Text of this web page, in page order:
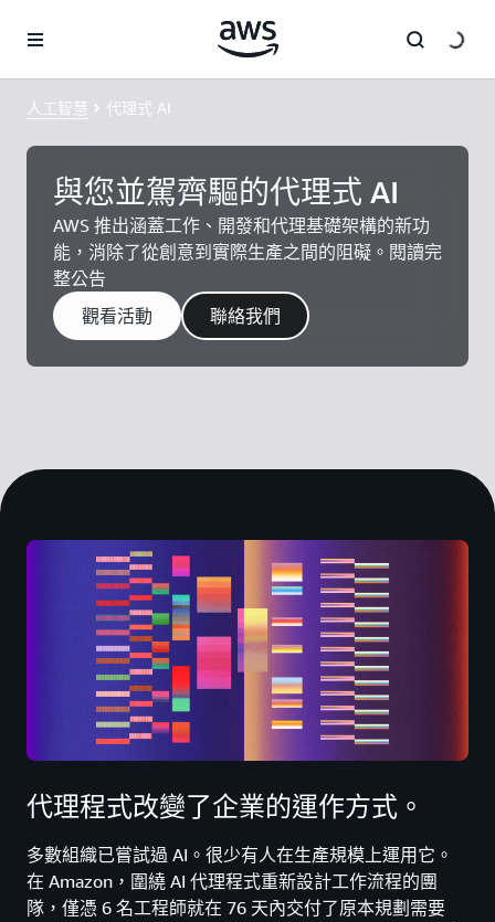
人工智慧 代理式 AI
與您並駕齊驅的代理式 AI
AWS 推出涵蓋工作、開發和代理基礎架構的新功
能，消除了從創意到實際生產之間的阻礙。閱讀完
整公告
觀看活動
聯絡我們
代理程式改變了企業的運作方式。
多數組織已嘗試過 AI。很少有人在生產規模上運用它。
在 Amazon，圍繞 AI 代理程式重新設計工作流程的團
隊，僅憑 6 名工程師就在 76 天內交付了原本規劃需要